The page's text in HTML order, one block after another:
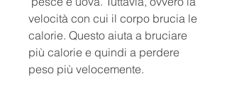
velocità con cui il corpo brucia le
calorie. Questo aiuta a bruciare
più calorie e quindi a perdere
peso più velocemente.